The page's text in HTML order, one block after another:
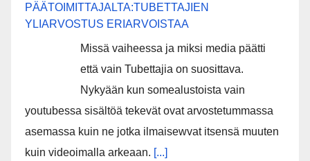
PÄÄTOIMITTAJALTA:TUBETTAJIEN
YLIARVOSTUS ERIARVOISTAA
Missä vaiheessa ja miksi media päätti
että vain Tubettajia on suosittava.
Nykyään kun somealustoista vain
youtubessa sisältöä tekevät ovat arvostetummassa
asemassa kuin ne jotka ilmaisewvat itsensä muuten
kuin videoimalla arkeaan. [...]